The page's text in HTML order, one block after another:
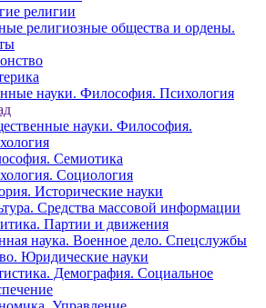
религии
религиозные общества и ордены.
науки. Философия. Психология
науки. Философия.
Семиотика
Социология
Исторические науки
Средства массовой информации
Партии и движения
наука. Военное дело. Спецслужбы
Юридические науки
Демография. Социальное